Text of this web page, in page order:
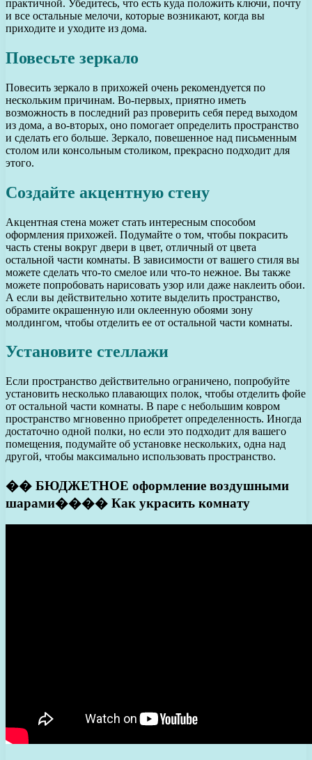
практичной. Убедитесь, что есть куда положить ключи, почту
и все остальные мелочи, которые возникают, когда вы
приходите и уходите из дома.
Повесьте зеркало
Повесить зеркало в прихожей очень рекомендуется по
нескольким причинам. Во-первых, приятно иметь
возможность в последний раз проверить себя перед выходом
из дома, а во-вторых, оно помогает определить пространство
и сделать его больше. Зеркало, повешенное над письменным
столом или консольным столиком, прекрасно подходит для
этого.
Создайте акцентную стену
Акцентная стена может стать интересным способом
оформления прихожей. Подумайте о том, чтобы покрасить
часть стены вокруг двери в цвет, отличный от цвета
остальной части комнаты. В зависимости от вашего стиля вы
можете сделать что-то смелое или что-то нежное. Вы также
можете попробовать нарисовать узор или даже наклеить обои.
А если вы действительно хотите выделить пространство,
обрамите окрашенную или оклеенную обоями зону
молдингом, чтобы отделить ее от остальной части комнаты.
Установите стеллажи
Если пространство действительно ограничено, попробуйте
установить несколько плавающих полок, чтобы отделить фойе
от остальной части комнаты. В паре с небольшим ковром
пространство мгновенно приобретет определенность. Иногда
достаточно одной полки, но если это подходит для вашего
помещения, подумайте об установке нескольких, одна над
другой, чтобы максимально использовать пространство.
�� БЮДЖЕТНОЕ оформление воздушными
шарами���� Как украсить комнату